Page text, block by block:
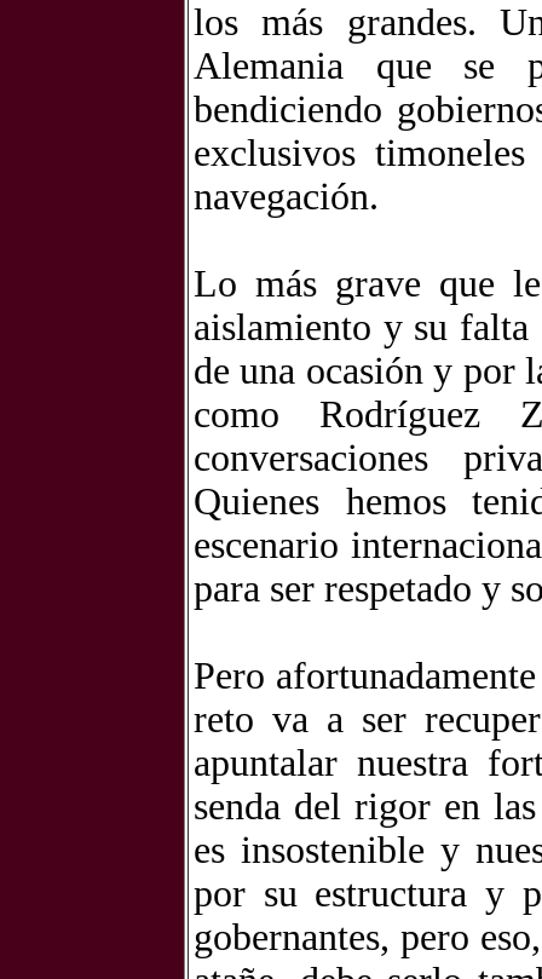
los más grandes.
Alemania que se
bendiciendo
exclusivos
navegación.
Lo más grave que
aislamiento y su falta
de una ocasión y por
como Rodríguez
conversaciones
Quienes hemos
escenario
para ser respetado y
Pero
reto va a ser
apuntalar nuestra
senda del rigor en
es insostenible y
por su estructura y
gobernantes, pero